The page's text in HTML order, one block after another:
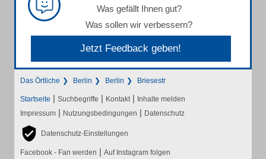
Was gefällt Ihnen gut?
Was sollen wir verbessern?
Jetzt Feedback geben!
Das Örtliche Berlin Berlin Briesestr
Startseite | Suchbegriffe | Kontakt | Inhalte melden
Impressum | Nutzungsbedingungen | Datenschutz
Datenschutz-Einstellungen
Facebook - Fan werden | Auf Instagram folgen